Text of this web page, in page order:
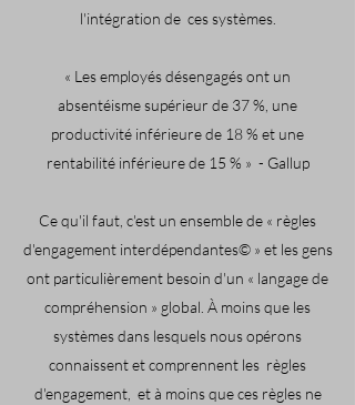
l'intégration de ces systèmes.
« Les employés désengagés ont un
absentéisme supérieur de 37 %, une
productivité inférieure de 18 % et une
rentabilité inférieure de 15 % » - Gallup
Ce qu'il faut, c'est un ensemble de « règles
d'engagement interdépendantes© » et les gens
ont particulièrement besoin d'un « langage de
compréhension » global. À moins que les
systèmes dans lesquels nous opérons
connaissent et comprennent les règles
d'engagement, et à moins que ces règles ne